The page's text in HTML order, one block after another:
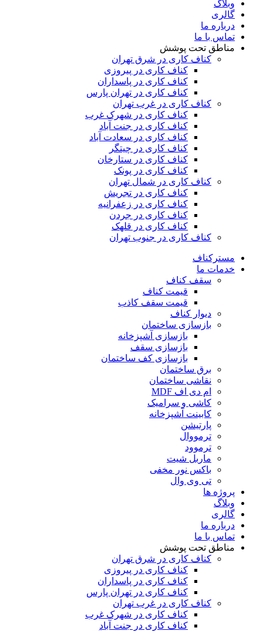
وبلاگ
گالری
درباره ما
تماس با ما
مناطق تحت پوشش
کناف کاری در شرق تهران
کناف کاری در پیروزی
کناف کاری در پاسداران
کناف کاری در تهران پارس
کناف کاری در غرب تهران
کناف کاری در شهرک غرب
کناف کاری در جنت آباد
کناف کاری در سعادت آباد
کناف کاری در چیتگر
کناف کاری در ستارخان
کناف کاری در پونک
کناف کاری در شمال تهران
کناف کاری در تجریش
کناف کاری در زعفرانیه
کناف کاری در جردن
کناف کاری در قلهک
کناف کاری در جنوب تهران
مسترکناف
خدمات ما
سقف کناف
قیمت کناف
قیمت سقف کاذب
دیوار کناف
بازسازی ساختمان
بازسازی آشپزخانه
بازسازی سقف
بازسازی کف ساختمان
برق ساختمان
نقاشی ساختمان
ام دی اف MDF
کاشی و سرامیک
کابینت آشپزخانه
پارتیشن
ترمووال
ترموود
ماربل شیت
باکس نور مخفی
تی وی وال
پروژه ها
وبلاگ
گالری
درباره ما
تماس با ما
مناطق تحت پوشش
کناف کاری در شرق تهران
کناف کاری در پیروزی
کناف کاری در پاسداران
کناف کاری در تهران پارس
کناف کاری در غرب تهران
کناف کاری در شهرک غرب
کناف کاری در جنت آباد